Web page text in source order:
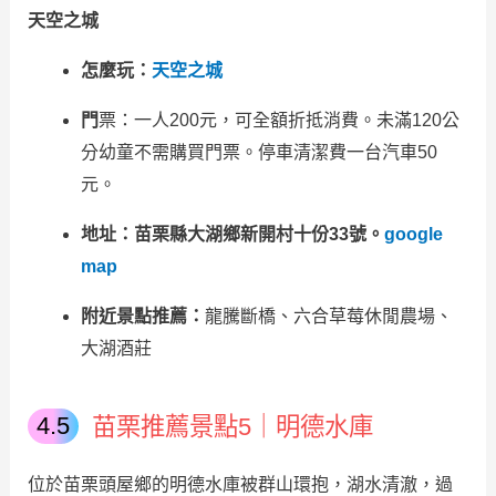
天空之城
怎麼玩： 天空之城
門票：一人200元，可全額折抵消費。未滿120公
分幼童不需購買門票。停車清潔費一台汽車50
元。
地址：苗栗縣大湖鄉新開村十份33號。 google
map
附近景點推薦： 龍騰斷橋、六合草莓休閒農場、
大湖酒莊
苗栗推薦景點5｜明德水庫
位於苗栗頭屋鄉的明德水庫被群山環抱，湖水清澈，過